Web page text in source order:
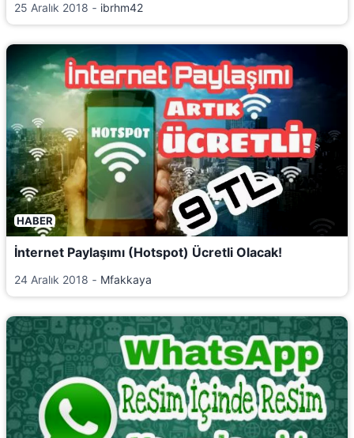
25 Aralık 2018 ‐ ibrhm42
HABER
İnternet Paylaşımı (Hotspot) Ücretli Olacak!
24 Aralık 2018 ‐ Mfakkaya